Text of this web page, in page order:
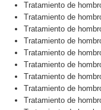
Tratamiento de
Tratamiento de
Tratamiento de
Tratamiento de
Tratamiento de
Tratamiento de
Tratamiento de
Tratamiento de
Tratamiento de